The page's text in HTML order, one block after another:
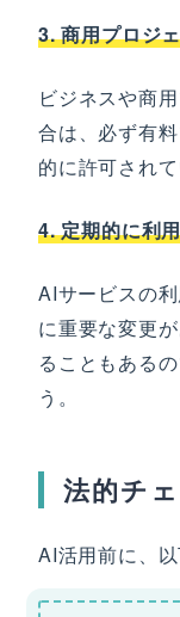
3. 商用プロジ
ビジネスや商
合は、必ず有
的に許可され
4. 定期的に利
AIサービスの
に重要な変更
ることもある
う。
法的チ
AI活用前に、